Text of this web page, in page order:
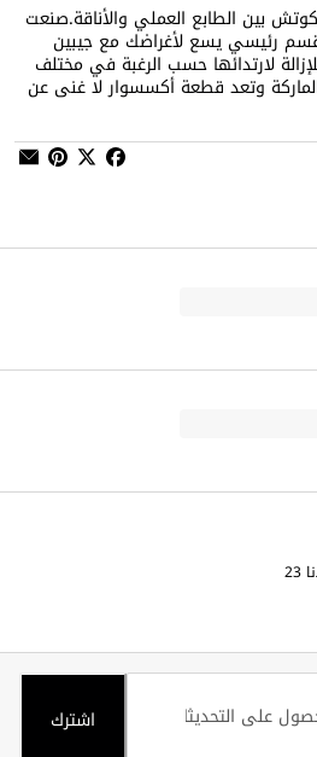
كتف لانا 23 من كوتش بين الطابع العملي والأناقة.صنعت
رئيسي يسع لأغراضك مع جيبين
لارتدائها حسب الرغبة في مختلف
الماركة وتعد قطعة أكسسوار لا غنى عن
اشترك